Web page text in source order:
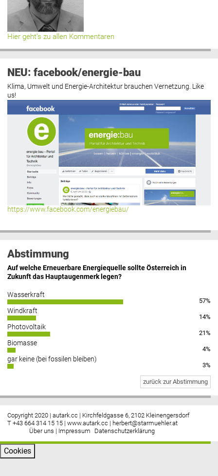
Hier geht’s zu allen Kommentaren
NEU: facebook/energie-bau
Klima, Umwelt und Energie-Architektur brauchen Vernetzung. Like
us!
https://www.facebook.com/energiebau/
Abstimmung
Auf welche Erneuerbare Energiequelle sollte Österreich in
Zukunft das Hauptaugenmerk legen?
Wasserkraft
57%
Windkraft
14%
Photovoltaik
21%
Biomasse
4%
gar keine (bei fossilen bleiben)
3%
zurück zur Abstimmung
Copyright 2020 | autark.cc | Kirchfeldgasse 6, 2102 Kleinengersdorf
T +43 664 314 15 15 | www.autark.cc | herbert@starmuehler.at
Über uns | Impressum Datenschutzerklärung
Cookies